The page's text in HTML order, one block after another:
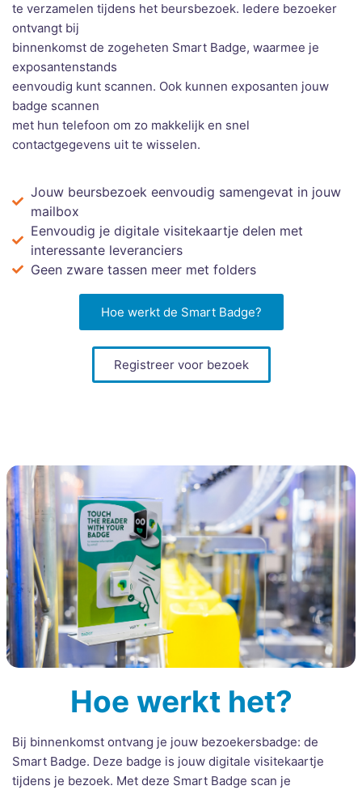
te verzamelen tijdens het beursbezoek. Iedere bezoeker
ontvangt bij
binnenkomst de zogeheten Smart Badge, waarmee je
exposantenstands
eenvoudig kunt scannen. Ook kunnen exposanten jouw
badge scannen
met hun telefoon om zo makkelijk en snel
contactgegevens uit te wisselen.
Jouw beursbezoek eenvoudig samengevat in jouw
mailbox
Eenvoudig je digitale visitekaartje delen met
interessante leveranciers
Geen zware tassen meer met folders
Hoe werkt de Smart Badge?
Registreer voor bezoek
Hoe werkt het?
Bij binnenkomst ontvang je jouw bezoekersbadge: de
Smart Badge. Deze badge is jouw digitale visitekaartje
tijdens je bezoek. Met deze Smart Badge scan je